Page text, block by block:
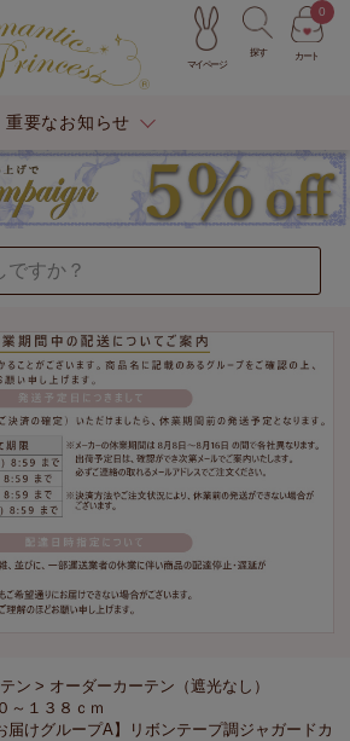
マイページ
探す カート
0
重要なお知らせ
ン
オーダーカーテン（遮光なし）
～１３８ｃｍ
届けグループA】リボンテープ調ジャガードカ